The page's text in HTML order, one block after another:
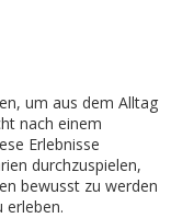
um aus dem Alltag
nach einem
Erlebnisse
durchzuspielen,
bewusst zu werden
erleben.